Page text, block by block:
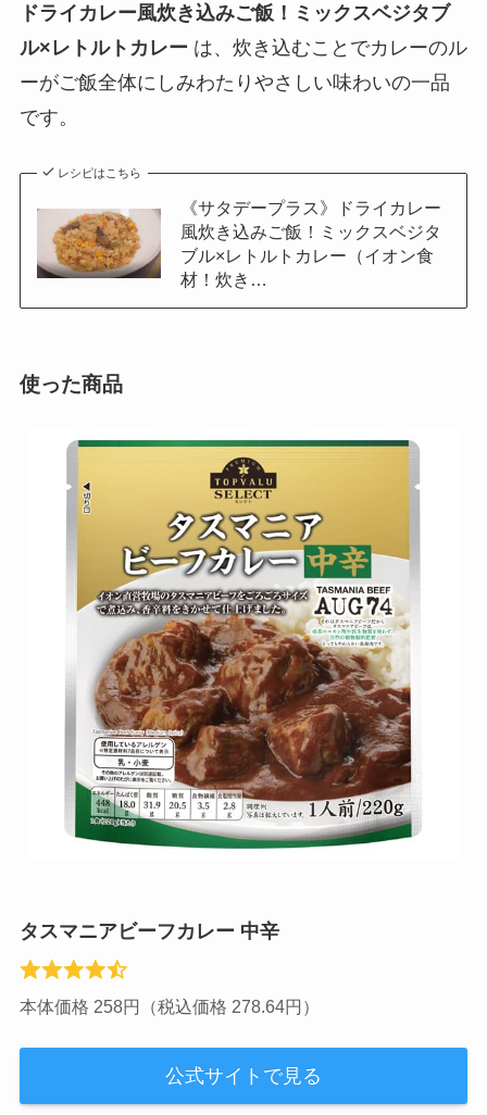
ドライカレー風炊き込みご飯！ミックスベジタブ
ル×レトルトカレー は、炊き込むことでカレーのル
ーがご飯全体にしみわたりやさしい味わいの一品
です。
レシピはこちら
《サタデープラス》ドライカレー
風炊き込みご飯！ミックスベジタ
ブル×レトルトカレー（イオン食
材！炊き…
使った商品
タスマニアビーフカレー 中辛
本体価格 258円（税込価格 278.64円）
公式サイトで見る